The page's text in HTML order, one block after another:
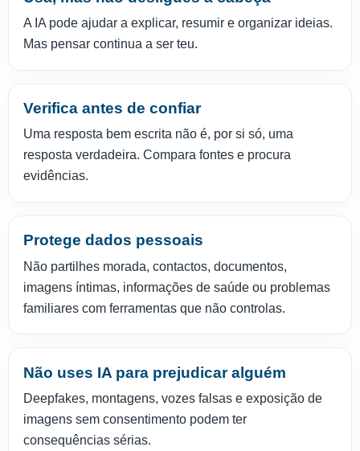
A IA pode ajudar a explicar, resumir e organizar ideias.
Mas pensar continua a ser teu.
Verifica antes de confiar
Uma resposta bem escrita não é, por si só, uma
resposta verdadeira. Compara fontes e procura
evidências.
Protege dados pessoais
Não partilhes morada, contactos, documentos,
imagens íntimas, informações de saúde ou problemas
familiares com ferramentas que não controlas.
Não uses IA para prejudicar alguém
Deepfakes, montagens, vozes falsas e exposição de
imagens sem consentimento podem ter
consequências sérias.